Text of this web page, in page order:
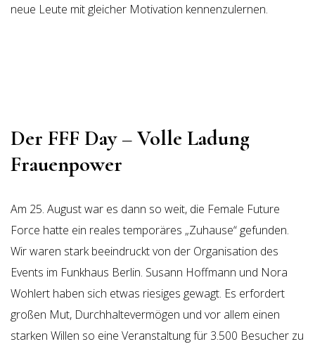
neue Leute mit gleicher Motivation kennenzulernen.
Der FFF Day – Volle Ladung
Frauenpower
Am 25. August war es dann so weit, die Female Future
Force hatte ein reales temporäres „Zuhause“ gefunden.
Wir waren stark beeindruckt von der Organisation des
Events im Funkhaus Berlin. Susann Hoffmann und Nora
Wohlert haben sich etwas riesiges gewagt. Es erfordert
großen Mut, Durchhaltevermögen und vor allem einen
starken Willen so eine Veranstaltung für 3.500 Besucher zu